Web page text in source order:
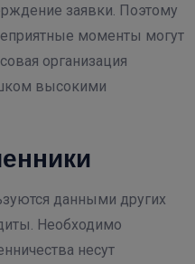
заявки. Поэтому
моменты могут
организация
высокими
данными других
Необходимо
несут